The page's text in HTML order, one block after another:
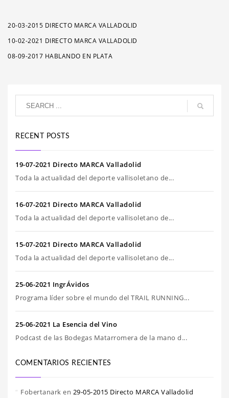
20-03-2015 DIRECTO MARCA VALLADOLID
10-02-2021 DIRECTO MARCA VALLADOLID
08-09-2017 HABLANDO EN PLATA
RECENT POSTS
19-07-2021 Directo MARCA Valladolid
Toda la actualidad del deporte vallisoletano de...
16-07-2021 Directo MARCA Valladolid
Toda la actualidad del deporte vallisoletano de...
15-07-2021 Directo MARCA Valladolid
Toda la actualidad del deporte vallisoletano de...
25-06-2021 IngrÁvidos
Programa líder sobre el mundo del TRAIL RUNNING...
25-06-2021 La Esencia del Vino
Podcast de las Bodegas Matarromera de la mano d...
COMENTARIOS RECIENTES
Fobertanark en 29-05-2015 Directo MARCA Valladolid